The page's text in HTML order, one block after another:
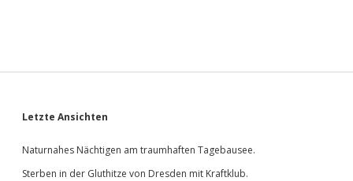
Sidebar
Letzte Ansichten
Naturnahes Nächtigen am traumhaften Tagebausee.
Sterben in der Gluthitze von Dresden mit Kraftklub.